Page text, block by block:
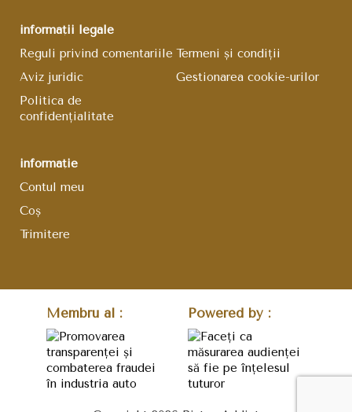
informații legale
Reguli privind comentariile Termeni și condiții
Aviz juridic
Gestionarea cookie-urilor
Politica de
confidențialitate
informație
Contul meu
Coş
Trimitere
Membru al : Powered by :